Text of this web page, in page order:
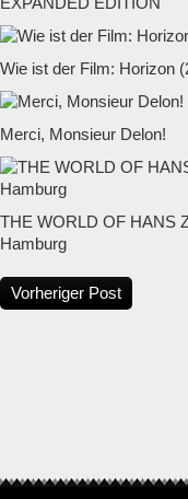
Wie ist der Film: Horizon
Merci, Monsieur Delon!
THE WORLD OF HANS
Hamburg
Vorheriger Post